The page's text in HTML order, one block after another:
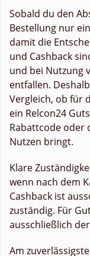
Sobald du den
Bestellung nur
damit die
und Cashback
und bei Nutzung
entfallen.
Vergleich, ob für
ein Relcon24
Rabattcode oder
Nutzen bringt.
Klare
wenn nach dem
Cashback ist
zuständig. Für
ausschließlich
Am